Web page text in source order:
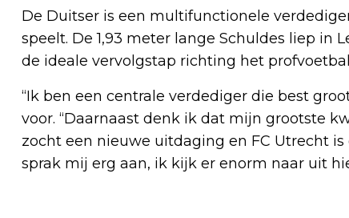
De Duitser is een multifunctionele
speelt. De 1,93 meter lange Schuldes liep in
de ideale vervolgstap richting het
“Ik ben een centrale verdediger die best
voor. “Daarnaast denk ik dat mijn grootste
zocht een nieuwe uitdaging en FC Utrecht
sprak mij erg aan, ik kijk er enorm naar uit